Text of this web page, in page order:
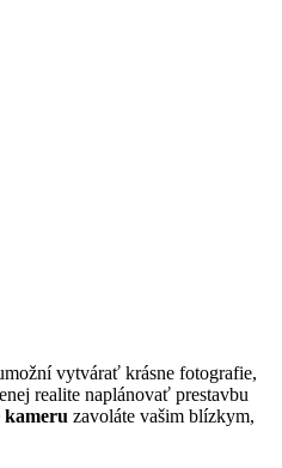
vytvárať krásne fotografie,
realite naplánovať prestavbu
kameru zavoláte vašim blízkym,